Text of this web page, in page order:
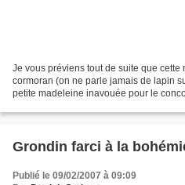
Je vous préviens tout de suite que cette
cormoran (on ne parle jamais de lapin
petite madeleine inavouée pour le
Grondin farci à la
Publié le 09/02/2007 à 09:09